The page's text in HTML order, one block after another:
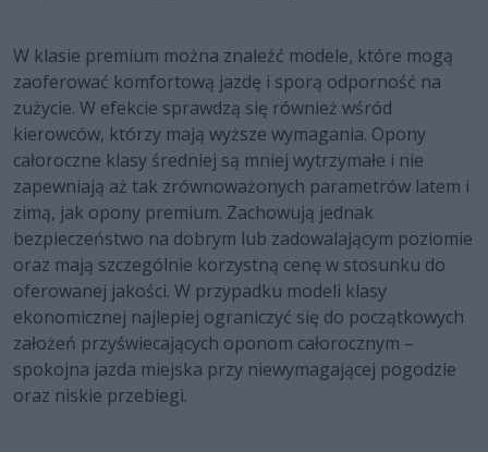
W klasie premium można znaleźć modele, które mogą
zaoferować komfortową jazdę i sporą odporność na
zużycie. W efekcie sprawdzą się również wśród
kierowców, którzy mają wyższe wymagania. Opony
całoroczne klasy średniej są mniej wytrzymałe i nie
zapewniają aż tak zrównoważonych parametrów latem i
zimą, jak opony premium. Zachowują jednak
bezpieczeństwo na dobrym lub zadowalającym poziomie
oraz mają szczególnie korzystną cenę w stosunku do
oferowanej jakości. W przypadku modeli klasy
ekonomicznej najlepiej ograniczyć się do początkowych
założeń przyświecających oponom całorocznym –
spokojna jazda miejska przy niewymagającej pogodzie
oraz niskie przebiegi.